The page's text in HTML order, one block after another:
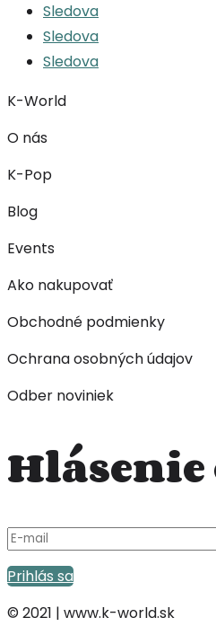
Sledova
Sledova
Sledova
K-World
O nás
K-Pop
Blog
Events
Ako nakupovať
Obchodné podmienky
Ochrana osobných údajov
Odber noviniek
Prihlás sa
© 2021 | www.k-world.sk